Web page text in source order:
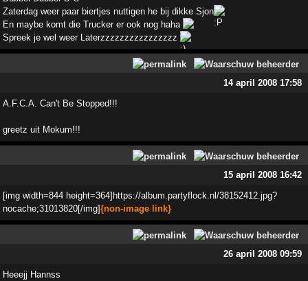
Zaterdag weer paar biertjes nuttigen he bij dikke Sjon
En maybe komt die Trucker er ook nog haha
Spreek je wel weer Laterzzzzzzzzzzzzzzzz
14 april 2008 17:58
A.F.C.A. Can't Be Stopped!!!
greetz uit Mokum!!!
15 april 2008 16:42
[img width=844 height=364]https://album.partyflock.nl/38152412.jpg?
nocache;31013820[/img]{non-image link}
26 april 2008 09:59
Heeejj Hannss